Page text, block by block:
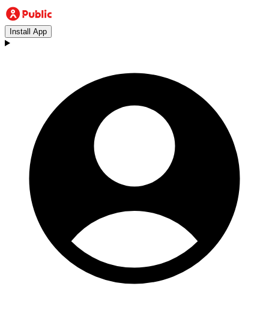
Install App